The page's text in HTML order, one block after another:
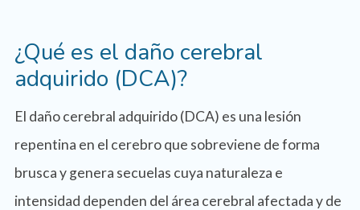
¿Qué es el daño cerebral
adquirido (DCA)?
El daño cerebral adquirido (DCA) es una lesión
repentina en el cerebro que sobreviene de forma
brusca y genera secuelas cuya naturaleza e
intensidad dependen del área cerebral afectada y de